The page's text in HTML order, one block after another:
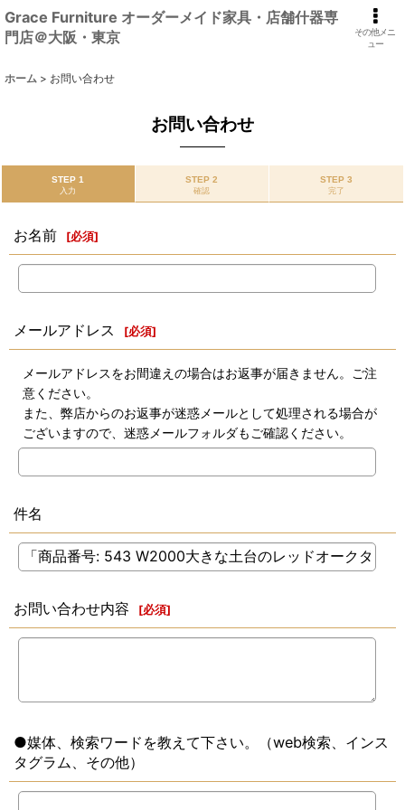
Grace Furniture オーダーメイド家具・店舗什器専
門店＠大阪・東京
その他メニ
ュー
ホーム > お問い合わせ
お問い合わせ
STEP 1
入力
STEP 2
確認
STEP 3
完了
お名前 [必須]
メールアドレス [必須]
メールアドレスをお間違えの場合はお返事が届きません。ご注
意ください。
また、弊店からのお返事が迷惑メールとして処理される場合が
ございますので、迷惑メールフォルダもご確認ください。
件名
お問い合わせ内容 [必須]
●媒体、検索ワードを教えて下さい。（web検索、インス
タグラム、その他）